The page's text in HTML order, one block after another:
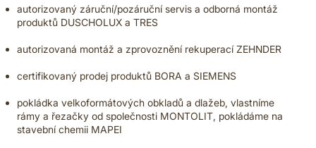
autorizovaný záruční/pozáruční servis a odborná montáž
produktů DUSCHOLUX a TRES
autorizovaná montáž a zprovoznění rekuperací ZEHNDER
certifikovaný prodej produktů BORA a SIEMENS
pokládka velkoformátových obkladů a dlažeb, vlastníme
rámy a řezačky od společnosti MONTOLIT, pokládáme na
stavební chemii MAPEI